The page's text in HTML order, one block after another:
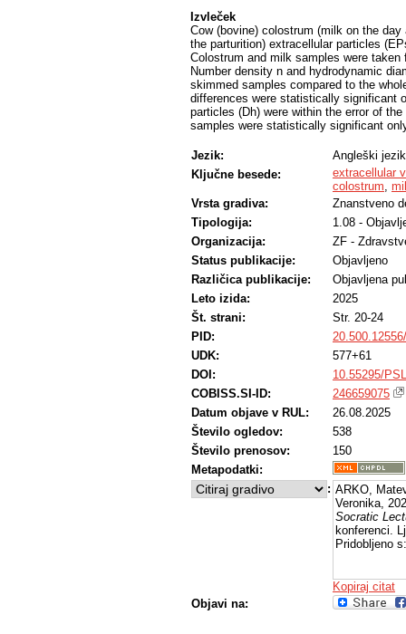
Izvleček
Cow (bovine) colostrum (milk on the
the parturition) extracellular particles
Colostrum and milk samples were
Number density n and hydrodynamic
skimmed samples compared to the
differences were statistically significant
particles (Dh) were within the error of
samples were statistically significant
Jezik:
Angleški jezik
Ključne besede:
extracellular
colostrum,
Vrsta gradiva:
Znanstveno
Tipologija:
1.08 -
Organizacija:
ZF -
Status publikacije:
Objavljeno
Različica publikacije:
Objavljena
Leto izida:
2025
Št. strani:
Str. 20-24
PID:
UDK:
577+61
DOI:
10.55295/
COBISS.SI-ID:
246659075
Datum objave v RUL:
26.08.2025
Število ogledov:
538
Število prenosov:
150
Metapodatki:
: ARKO,
Veronika,
Socratic
konferenci.
Pridobljeno
Kopiraj citat
Objavi na: